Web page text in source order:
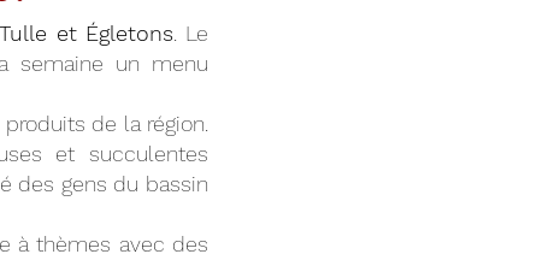
et Égletons . Le
semaine un menu
de la région.
et succulentes
des gens du bassin
à thèmes avec des